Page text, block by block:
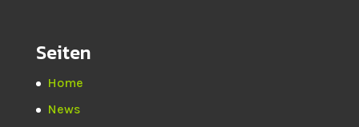
Seiten
Home
News